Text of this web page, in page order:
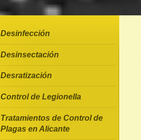
Desinfección
Desinsectación
Desratización
Control de Legionella
Tratamientos de Control de
Plagas en Alicante